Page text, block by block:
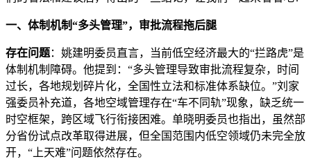
一、体制机制“多头管理”，审批流程拖后腿
存在问题：姚建明委员直言，当前低空经济最大的“拦路虎”是
体制机制障碍。他提到：“多头管理导致审批流程复杂，时间
过长，各地规划碎片化，全国性立法和标准体系缺位。”刘家
强委员补充道，各地空域管理存在“车不同轨”现象，缺乏统一
时空框架，跨区域飞行衔接困难。单晓明委员也指出，虽然部
分省份试点改革取得进展，但全国范围内低空领域仍未完全放
开，“上天难”问题依然存在。